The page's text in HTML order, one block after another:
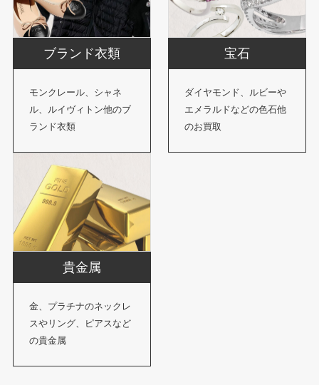
ブランド衣類
モンクレール、シャネ
ル、ルイヴィトン他のブ
ランド衣類
宝石
ダイヤモンド、ルビーや
エメラルドなどの色石他
のお買取
貴金属
金、プラチナのネックレ
スやリング、ピアスなど
の貴金属